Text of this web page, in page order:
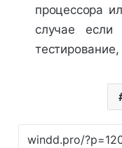
процессора
случае